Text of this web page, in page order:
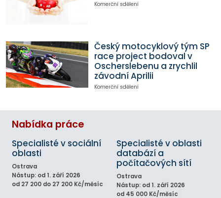
Komerční sdělení
Český motocyklový tým SP
race project bodoval v
Oscherslebenu a zrychlil
závodní Aprilii
Komerční sdělení
Nabídka práce
Specialisté v sociální
oblasti
Ostrava
Nástup: od 1. září 2026
od 27 200 do 27 200 Kč/měsíc
Specialisté v oblasti
databází a
počítačových sítí
Ostrava
Nástup: od 1. září 2026
od 45 000 Kč/měsíc